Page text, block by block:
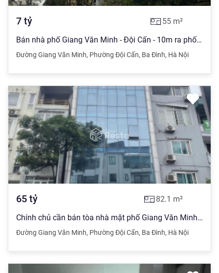
7 tỷ 55 m²
Bán nhà phố Giang Văn Minh - Đội Cấn - 10m ra phố - ngõ thông nhà xây chắc chắn móng 7T ô chờ TM
Đường Giang Văn Minh, Phường Đội Cấn, Ba Đình, Hà Nội
65 tỷ 82.1 m²
Chính chủ cần bán tòa nhà mặt phố Giang Văn Minh - Phường Đội Cấn - Ba Đình - HN 82m2x9.5T, MT6.12m
Đường Giang Văn Minh, Phường Đội Cấn, Ba Đình, Hà Nội